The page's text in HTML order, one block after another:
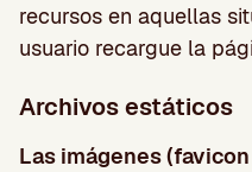
recursos en aquellas
usuario recargue la
Archivos estáticos
Las imágenes